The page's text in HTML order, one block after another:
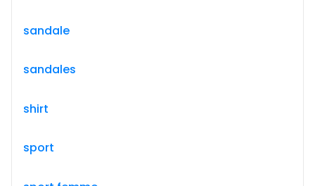
sandale
sandales
shirt
sport